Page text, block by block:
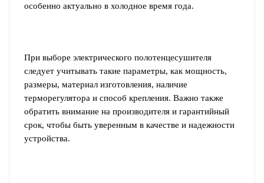
особенно актуально в холодное время года.
При выборе электрического полотенцесушителя
следует учитывать такие параметры, как мощность,
размеры, материал изготовления, наличие
терморегулятора и способ крепления. Важно также
обратить внимание на производителя и гарантийный
срок, чтобы быть уверенным в качестве и надежности
устройства.